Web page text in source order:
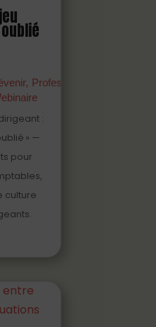
Professionnels
:
» —
pour
culture